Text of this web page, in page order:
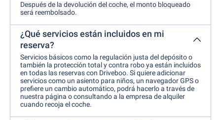
Después de la devolución del coche, el monto bloqueado
será reembolsado.
¿Qué servicios están incluidos en mi
reserva?
Servicios básicos como la regulación justa del depósito o
también la protección total y contra robo ya están incluidos
en todas las reservas con Driveboo. Si quiere adicionar
servicios como un asiento para niños, un navegador GPS o
prefiere un cambio automático, podrá hacerlo a través de
nuestra página o consultando a la empresa de alquiler
cuando recoja el coche.